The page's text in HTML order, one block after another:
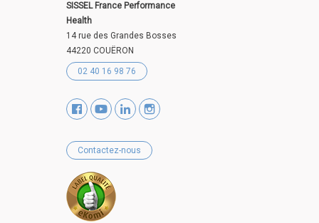
SISSEL France Performance
Health
14 rue des Grandes Bosses
44220 COUËRON
02 40 16 98 76
Contactez-nous